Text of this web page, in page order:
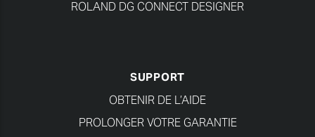
ROLAND DG CONNECT DESIGNER
SUPPORT
OBTENIR DE L’AIDE
PROLONGER VOTRE GARANTIE